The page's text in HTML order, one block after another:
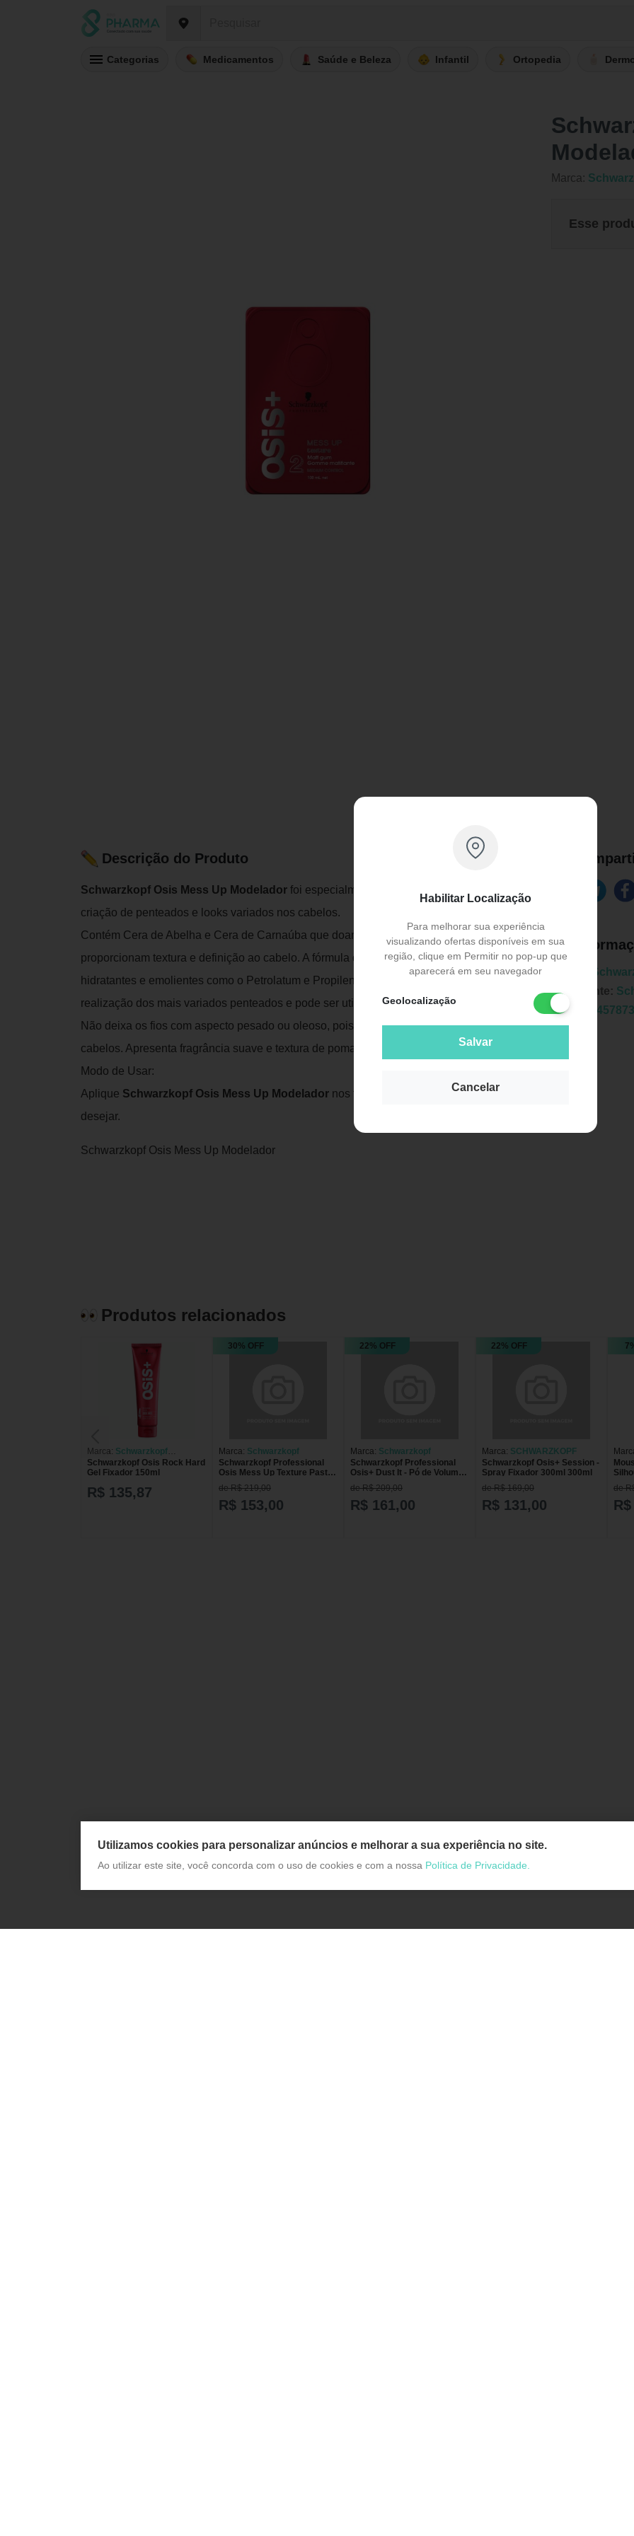
Categorias Medicamentos Saúde e Beleza Infantil Ortopedia
Habilitar Localização
Para melhorar sua experiência
visualizando ofertas disponíveis em sua
região, clique em Permitir no pop-up que
aparecerá em seu navegador
Geolocalização
Salvar
Cancelar
Marca:
Esse
Descrição do Produto
Schwarzkopf Osis Mess Up Modelador foi especialmente desenvolvida para permitir a
criação de penteados e looks variados nos cabelos.
Contém Cera de Abelha e Cera de Carnaúba que doam consistência ao produto e
proporcionam textura e definição ao cabelo. A fórmula desse produto apresenta agentes
hidratantes e emolientes como o Petrolatum e Propilenoglicol. Recomendado para
realização dos mais variados penteados e pode ser utilizado em todos os tipos de cabelo.
Não deixa os fios com aspecto pesado ou oleoso, pois é rapidamente absorvido pelos
cabelos. Apresenta fragrância suave e textura de pomada (pasta espessa).
Modo de Usar:
Aplique Schwarzkopf Osis Mess Up Modelador nos fios secos e modele o cabelo como
desejar.
Schwarzkopf Osis Mess Up Modelador
Fabricante:
EAN:
Produtos relacionados
Marca: Schwarzkopf
Professional
Schwarzkopf Osis Rock Hard
Gel Fixador 150ml
R$ 135,87
30% OFF
Marca: Schwarzkopf
Schwarzkopf Professional
Osis Mess Up Texture Paste
Matte - Pasta De Fixação
100ml 100ml
de R$ 219,00
R$ 153,00
22% OFF
Marca: Schwarzkopf
Schwarzkopf Professional
Osis+ Dust It - Pó de Volume
Matificante 10g
de R$ 209,00
R$ 161,00
22% OFF
Marca: SCHWARZKOPF
Schwarzkopf Osis+ Session -
Spray Fixador 300ml 300ml
de R$ 169,00
R$ 131,00
de
Utilizamos cookies para personalizar anúncios e melhorar a sua experiência no site.
Ao utilizar este site, você concorda com o uso de cookies e com a nossa Política de Privacidade.